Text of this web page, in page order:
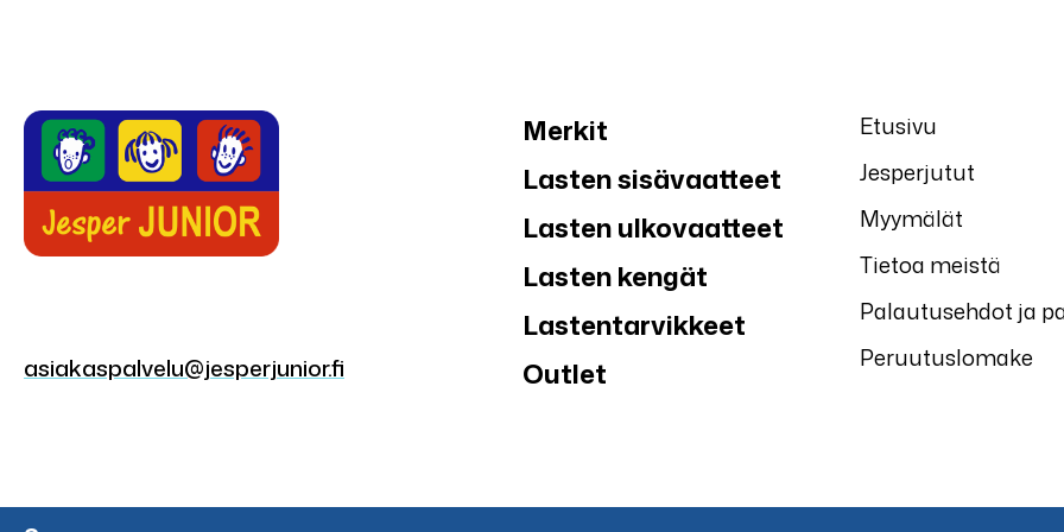
asiakaspalvelu@jesperjunior.fi
Merkit
Lasten sisävaatteet
Lasten ulkovaatteet
Lasten kengät
Lastentarvikkeet
Outlet
Etusivu
Jesperjutut
Myymälät
Tietoa meistä
Palautusehdot ja
Peruutuslomake